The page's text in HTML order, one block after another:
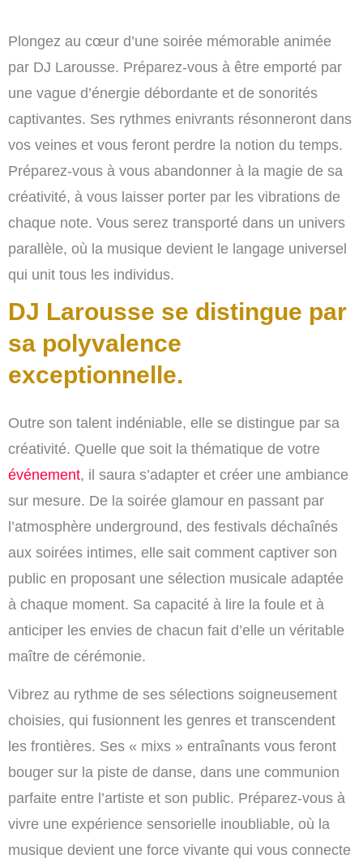
Plongez au cœur d’une soirée mémorable animée
par DJ Larousse. Préparez-vous à être emporté par
une vague d’énergie débordante et de sonorités
captivantes. Ses rythmes enivrants résonneront dans
vos veines et vous feront perdre la notion du temps.
Préparez-vous à vous abandonner à la magie de sa
créativité, à vous laisser porter par les vibrations de
chaque note. Vous serez transporté dans un univers
parallèle, où la musique devient le langage universel
qui unit tous les individus.
DJ Larousse se distingue par
sa polyvalence
exceptionnelle.
Outre son talent indéniable, elle se distingue par sa
créativité. Quelle que soit la thématique de votre
événement, il saura s’adapter et créer une ambiance
sur mesure. De la soirée glamour en passant par
l’atmosphère underground, des festivals déchaînés
aux soirées intimes, elle sait comment captiver son
public en proposant une sélection musicale adaptée
à chaque moment. Sa capacité à lire la foule et à
anticiper les envies de chacun fait d’elle un véritable
maître de cérémonie.
Vibrez au rythme de ses sélections soigneusement
choisies, qui fusionnent les genres et transcendent
les frontières. Ses « mixs » entraînants vous feront
bouger sur la piste de danse, dans une communion
parfaite entre l’artiste et son public. Préparez-vous à
vivre une expérience sensorielle inoubliable, où la
musique devient une force vivante qui vous connecte